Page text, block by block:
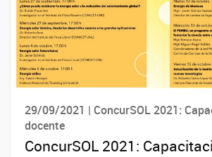
29/09/2021 | ConcurSOL 2021:
docente
ConcurSOL 2021: